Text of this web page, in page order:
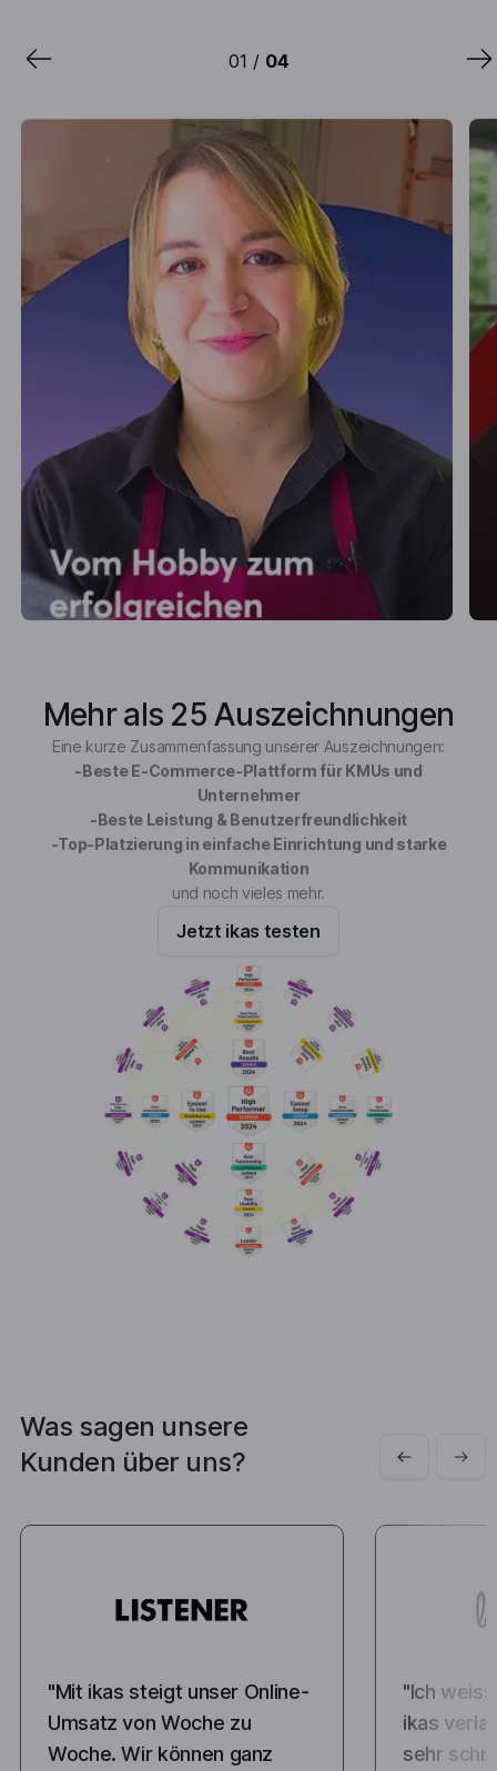
01 / 04
Mehr als 25 Auszeichnungen
Eine kurze Zusammenfassung unserer Auszeichnungen:
-Beste E-Commerce-Plattform für KMUs und
Unternehmer
-Beste Leistung & Benutzerfreundlichkeit
-Top-Platzierung in einfache Einrichtung und starke
Kommunikation
und noch vieles mehr.
Jetzt ikas testen
Was sagen unsere
Kunden über uns?
"Mit ikas steigt unser Online-
Umsatz von Woche zu
Woche. Wir können ganz
"Ich
ikas
sehr